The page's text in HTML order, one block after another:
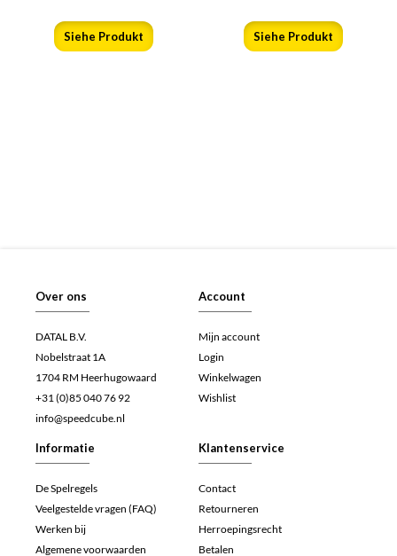
Siehe Produkt Siehe Produkt
Over ons
DATAL B.V.
Nobelstraat 1A
1704 RM Heerhugowaard
+31 (0)85 040 76 92
info@speedcube.nl
Account
Mijn account
Login
Winkelwagen
Wishlist
Informatie
De Spelregels
Veelgestelde vragen (FAQ)
Werken bij
Algemene voorwaarden
Klantenservice
Contact
Retourneren
Herroepingsrecht
Betalen